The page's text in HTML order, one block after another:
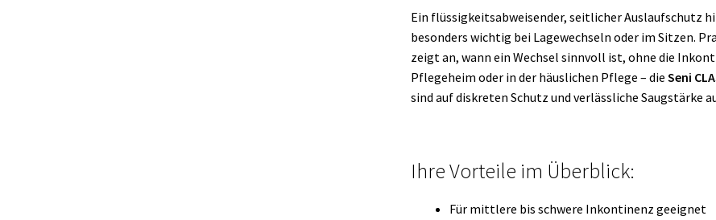
Ein flüssigkeitsabweisender, seitlicher Auslaufschutz
besonders wichtig bei Lagewechseln oder im Sitzen.
zeigt an, wann ein Wechsel sinnvoll ist, ohne die
Pflegeheim oder in der häuslichen Pflege – dieSeni
sind auf diskreten Schutz und verlässliche Saugstärke
Ihre Vorteile im Überblick:
Für mittlere bis schwere Inkontinenz geeignet